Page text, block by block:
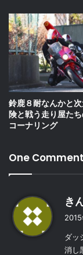
鈴鹿８耐なんかと
険と戦う走り屋た
コーナリング
One Comment
き
ダッ
消し